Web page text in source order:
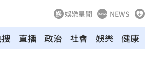
娛樂星聞 iNEWS
直播 政治 社會 娛樂 健康